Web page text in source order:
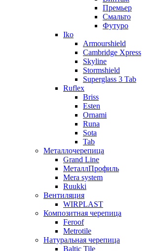
Премьер
Смальто
Футуро
Iko
Armourshield
Cambridge Xpress
Skyline
Stormshield
Superglass 3 Tab
Ruflex
Briss
Esten
Ornami
Runa
Sota
Tab
Металлочерепица
Grand Line
МеталлПрофиль
Mera system
Ruukki
Вентиляция
WIRPLAST
Композитная черепица
Feroof
Metrotile
Натуральная черепица
Baltic Tile